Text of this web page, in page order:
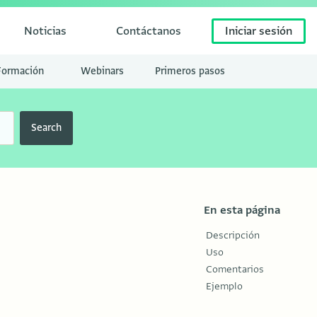
Noticias Contáctanos Iniciar sesión
Webinars Primeros pasos
Search
En esta página
Descripción
Uso
Comentarios
Ejemplo